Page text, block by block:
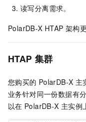
读写分离需求。
PolarDB-X HTAP 架构
HTAP 集群
您购买的 PolarDB-X 主
业务针对同一份数据有
以在 PolarDB-X 主实例